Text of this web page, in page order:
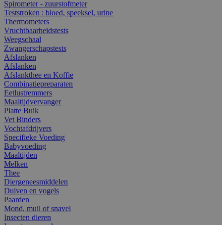
Spirometer - zuurstofmeter
Teststroken : bloed, speeksel, urine
Thermometers
Vruchtbaarheidstests
Weegschaal
Zwangerschapstests
Afslanken
Afslanken
Afslankthee en Koffie
Combinatiepreparaten
Eetlustremmers
Maaltijdvervanger
Platte Buik
Vet Binders
Vochtafdrijvers
Specifieke Voeding
Babyvoeding
Maaltijden
Melken
Thee
Diergeneesmiddelen
Duiven en vogels
Paarden
Mond, muil of snavel
Insecten dieren